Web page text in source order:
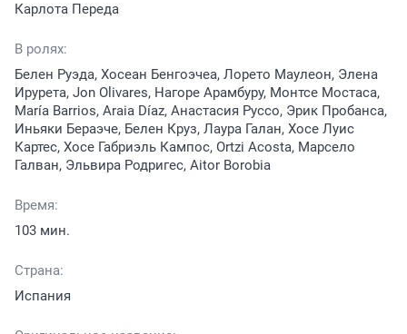
Карлота Переда
В ролях:
Белен Руэда, Хосеан Бенгоэчеа, Лорето Маулеон, Элена
Ирурета, Jon Olivares, Нагоре Арамбуру, Монтсе Мостаса,
María Barrios, Araia Díaz, Анастасия Руссо, Эрик Пробанса,
Иньяки Бераэче, Белен Круз, Лаура Галан, Хосе Луис
Картес, Хосе Габриэль Кампос, Ortzi Acosta, Марсело
Галван, Эльвира Родригес, Aitor Borobia
Время:
103 мин.
Страна:
Испания